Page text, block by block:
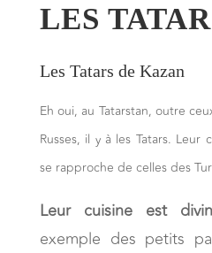
LES
Les Tatars de Kazan
Eh oui, au Tatarstan, outre
Russes, il y à les Tatars.
se rapproche de celles des
Leur cuisine est
exemple des petits